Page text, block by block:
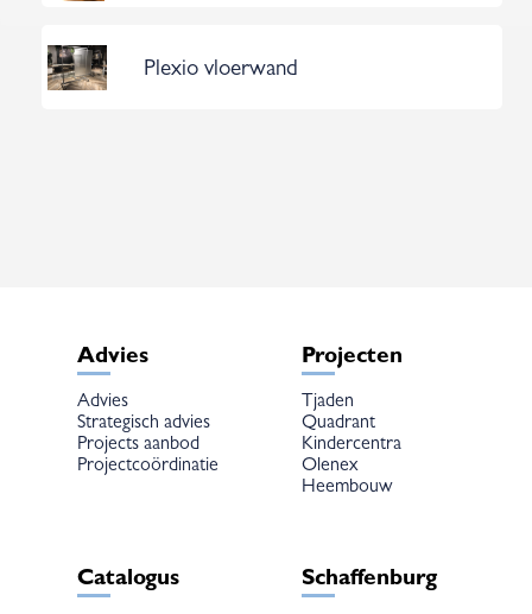
Plexio vloerwand
Advies
Advies
Strategisch advies
Projects aanbod
Projectcoördinatie
Projecten
Tjaden
Quadrant
Kindercentra
Olenex
Heembouw
Catalogus Schaffenburg